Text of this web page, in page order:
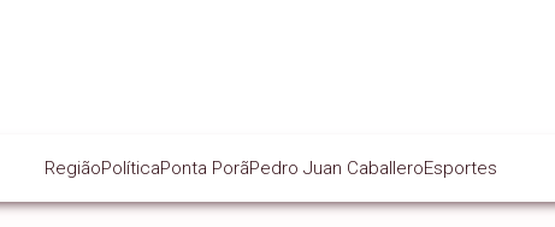
RegiãoPolíticaPonta PorãPedro Juan CaballeroEsportes